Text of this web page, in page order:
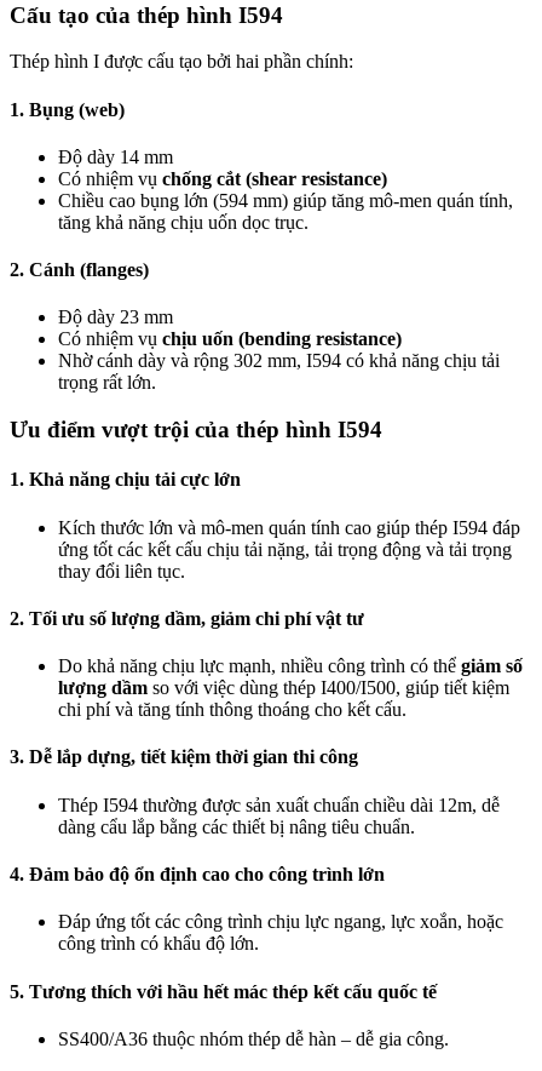
Cấu tạo của thép hình I594
Thép hình I được cấu tạo bởi hai phần chính:
1. Bụng (web)
Độ dày 14 mm
Có nhiệm vụ chống cắt (shear resistance)
Chiều cao bụng lớn (594 mm) giúp tăng mô-men quán tính,
tăng khả năng chịu uốn dọc trục.
2. Cánh (flanges)
Độ dày 23 mm
Có nhiệm vụ chịu uốn (bending resistance)
Nhờ cánh dày và rộng 302 mm, I594 có khả năng chịu tải
trọng rất lớn.
Ưu điểm vượt trội của thép hình I594
1. Khả năng chịu tải cực lớn
Kích thước lớn và mô-men quán tính cao giúp thép I594 đáp
ứng tốt các kết cấu chịu tải nặng, tải trọng động và tải trọng
thay đổi liên tục.
2. Tối ưu số lượng dầm, giảm chi phí vật tư
Do khả năng chịu lực mạnh, nhiều công trình có thể giảm số
lượng dầm so với việc dùng thép I400/I500, giúp tiết kiệm
chi phí và tăng tính thông thoáng cho kết cấu.
3. Dễ lắp dựng, tiết kiệm thời gian thi công
Thép I594 thường được sản xuất chuẩn chiều dài 12m, dễ
dàng cẩu lắp bằng các thiết bị nâng tiêu chuẩn.
4. Đảm bảo độ ổn định cao cho công trình lớn
Đáp ứng tốt các công trình chịu lực ngang, lực xoắn, hoặc
công trình có khẩu độ lớn.
5. Tương thích với hầu hết mác thép kết cấu quốc tế
SS400/A36 thuộc nhóm thép dễ hàn – dễ gia công.